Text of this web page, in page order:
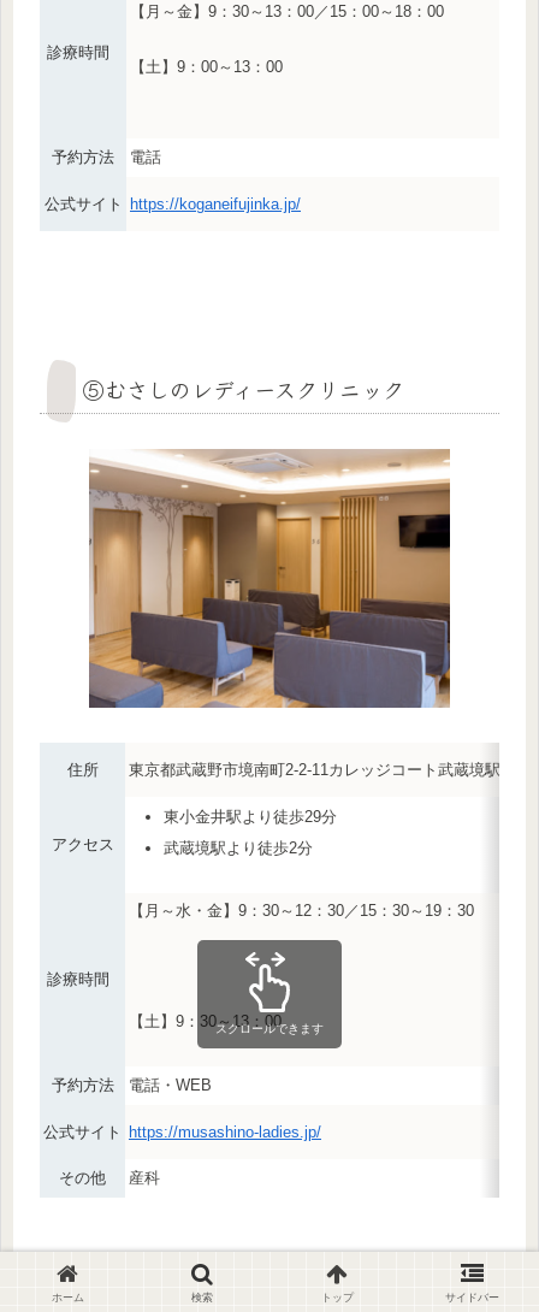
診療時間
【月～金】9：30～13：00／15：00～18：00
【土】9：00～13：00
予約方法 電話
公式サイト https://koganeifujinka.jp/
⑤むさしのレディースクリニック
住所 東京都武蔵野市境南町2-2-11カレッジコート武蔵境駅前
アクセス
東小金井駅より徒歩29分
武蔵境駅より徒歩2分
診療時間
【月～水・金】9：30～12：30／15：30～19：30
【土】9：30～13：00
予約方法 電話・WEB
公式サイト https://musashino-ladies.jp/
その他 産科
スクロールできます
ホーム 検索 トップ サイドバー